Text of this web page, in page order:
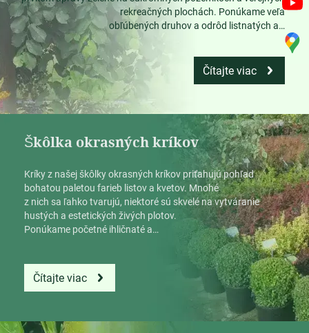
rekreačných plochách. Ponúkame veľa
obľúbených druhov a odrôd listnatých a…
Čítajte viac
Škôlka okrasných kríkov
Kríky z našej škôlky okrasných kríkov priťahujú pohľad
bohatou paletou farieb listov a kvetov. Mnohé
z nich sa ľahko tvarujú, niektoré sú skvelé na vytváranie
hustých a estetických živých plotov.
Ponúkame početné ihličnaté a…
Čítajte viac